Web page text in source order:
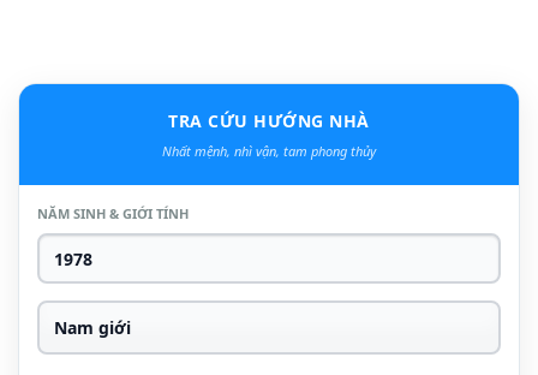
TRA CỨU HƯỚNG NHÀ
Nhất mệnh, nhì vận, tam phong thủy
NĂM SINH & GIỚI TÍNH